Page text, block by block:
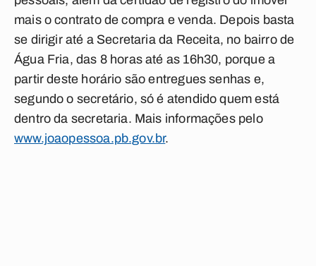
mais o contrato de compra e venda. Depois basta
se dirigir até a Secretaria da Receita, no bairro de
Água Fria, das 8 horas até as 16h30, porque a
partir deste horário são entregues senhas e,
segundo o secretário, só é atendido quem está
dentro da secretaria. Mais informações pelo
www.joaopessoa.pb.gov.br.